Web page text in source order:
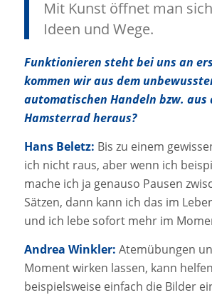
Mit Kunst öffnet man
Ideen und Wege.
Funktionieren steht bei uns an
kommen wir aus dem
automatischen Handeln bzw. aus
Hamsterrad heraus?
Hans Beletz: Bis zu einem
ich nicht raus, aber wenn ich
mache ich ja genauso Pausen
Sätzen, dann kann ich das im
und ich lebe sofort mehr im
Andrea Winkler: Atemübungen
Moment wirken lassen, kann
beispielsweise einfach die Bilder